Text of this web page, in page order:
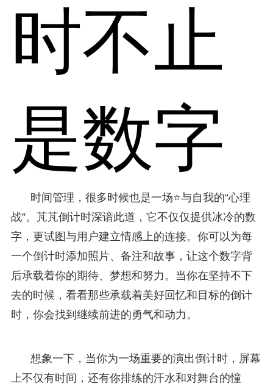
时不止
是数字
时间管理，很多时候也是一场⭐与自我的“心理
战”。芃芃倒计时深谙此道，它不仅仅提供冰冷的数
字，更试图与用户建立情感上的连接。你可以为每
一个倒计时添加照片、备注和故事，让这个数字背
后承载着你的期待、梦想和努力。当你在坚持不下
去的时候，看看那些承载着美好回忆和目标的倒计
时，你会找到继续前进的勇气和动力。
想象一下，当你为一场重要的演出倒计时，屏幕
上不仅有时间，还有你排练的汗水和对舞台的憧